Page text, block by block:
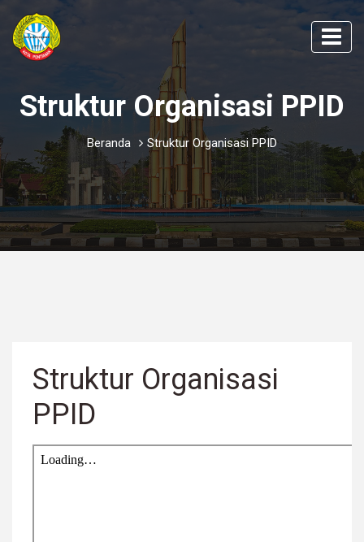
Struktur Organisasi PPID
Beranda Struktur Organisasi PPID
Struktur Organisasi
PPID